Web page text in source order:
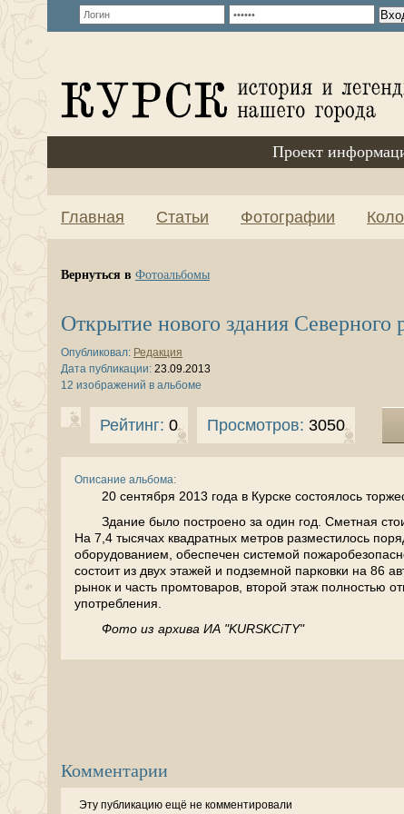
Проект
Главная Статьи Фотографии
Вернуться в Фотоальбомы
Открытие нового здания Северного
Опубликовал: Редакция
Дата публикации: 23.09.2013
12 изображений в альбоме
Рейтинг: 0 Просмотров: 3050
Описание альбома:
20 сентября 2013 года в Курске состоялось
Здание было построено за один год. Сметная
На 7,4 тысячах квадратных метров разместилось
оборудованием, обеспечен системой
состоит из двух этажей и подземной парковки на 86
рынок и часть промтоваров, второй этаж полностью
употребления.
Фото из архива ИА "KURSKCiTY"
Комментарии
Эту публикацию ещё не комментировали